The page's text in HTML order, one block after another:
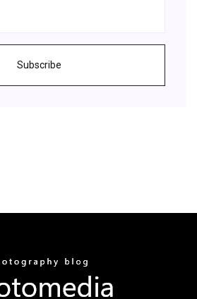
Subscribe